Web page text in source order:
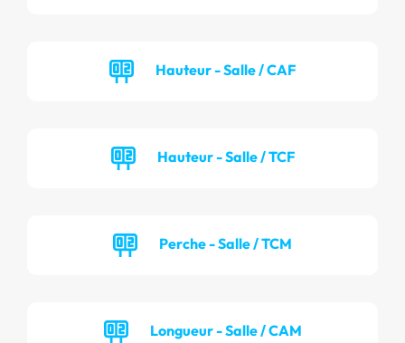
Hauteur - Salle / CAF
Hauteur - Salle / TCF
Perche - Salle / TCM
Longueur - Salle / CAM